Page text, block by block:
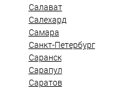
Салават
Салехард
Самара
Санкт-Петербург
Саранск
Сарапул
Саратов